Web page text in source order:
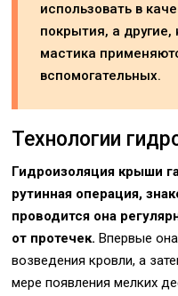
использовать в
покрытия, а
мастика
вспомогательных.
Технологии
Гидроизоляция крыши
рутинная операция,
проводится она
от протечек. Впервые
возведения кровли, а
мере появления мелких